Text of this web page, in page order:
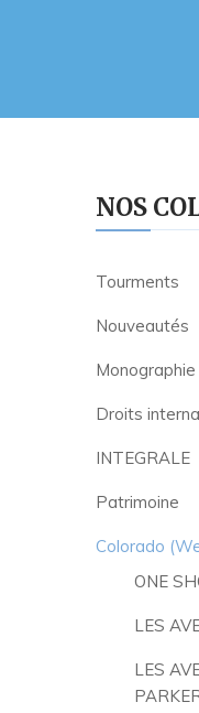
NOS
Tourments
Nouveautés
Droits
INTEGRALE
Patrimoine
Colorado
ONE
LES
LES